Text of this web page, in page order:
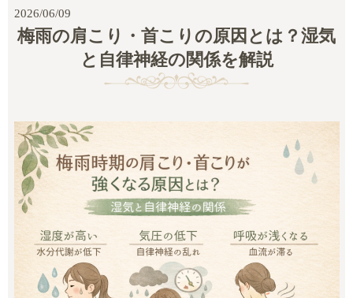
2026/06/09
梅雨の肩こり・首こりの原因とは？湿気
と自律神経の関係を解説